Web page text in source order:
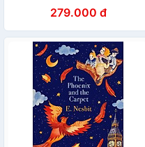
279.000 đ